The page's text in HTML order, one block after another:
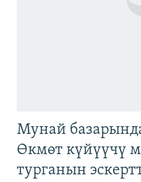
Мунай
Өкмөт күйүүчү
турганын